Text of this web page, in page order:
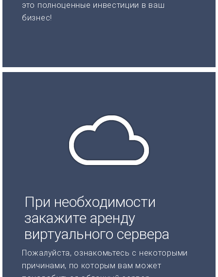
это полноценные инвестиции в ваш
бизнес!
При необходимости
закажите аренду
виртуального сервера
Пожалуйста, ознакомьтесь с некоторыми
причинами, по которым вам может